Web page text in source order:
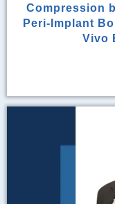
Compression
Peri-Implant
Vivo